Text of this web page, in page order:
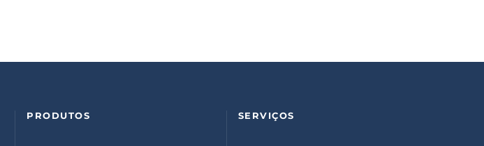
PRODUTOS SERVIÇOS